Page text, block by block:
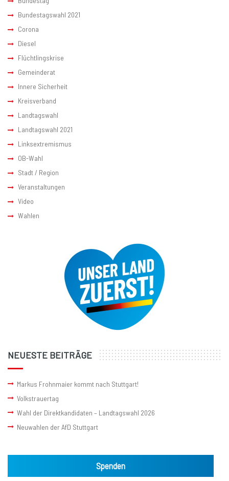
Bundestagswahl 2021
Corona
Diesel
Flüchtlingskrise
Gemeinderat
Innere Sicherheit
Kreisverband
Landtagswahl
Landtagswahl 2021
Linksextremismus
OB-Wahl
Stadt / Region
Veranstaltungen
Video
Wahlen
NEUESTE BEITRÄGE
Markus Frohnmaier kommt nach Stuttgart!
Volkstrauertag
Wahl der Direktkandidaten – Landtagswahl 2026
Neuwahlen der AfD Stuttgart
Spenden